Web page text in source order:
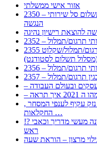
אזור אישי ממשלתי
2350 – מידע לסטודנט עם לקות שמיעה-נוהל תשלום סל שירותי
הנגשה
תרגום/תמלול
2355 דרישה לתשלום עבור מתן שירותי תרגום/תמלול/שקלוט
תשלום לסטודנט)
תרגום/תמלול
בגין תרגום/תמלול
תראה
, התעשייה , פיצויי מס רכוש בגין נזק עקיף לענפי המסחר
החקלאות …
!? איך להפרד מהמיגרנה לשחרור ממיגרנה מעשי מדריך וכאבי
ראש
מרצון – הוראת שעה